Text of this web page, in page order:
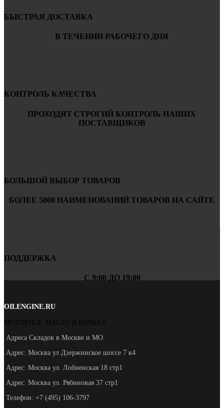
БЫСТРАЯ ДОСТАВКА
В ТЕЧЕНИИ РАБОЧЕГО ДНЯ
КОНТРОЛЬ КАЧЕСТВА
ПРОХОДЯТ СТРОГИЙ КОНТРОЛЬ НАШИХ
ПОСТАВЩИКОВ
БОЛЬШОЙ ВЫБОР ТОВАРОВ
БОЛЕЕ 5000 НАИМЕНОВАНИЙ ТОВАРОВ НА САЙТЕ
ПОДДЕРЖКА
С 9:00 ДО 19:00
OILENGINE.RU
МОТОРНОЕ МАСЛО В БОЧКАХ
Адреса Складов в Москве и МО
Адрес: Москва ул Дзержинское шоссе 7 к4
Адрес: Москва ул. Лобненская 18 стр1
Адрес: Москва ул. Рябиновая 37 стр1
Телефон: +7 (495) 106-3797